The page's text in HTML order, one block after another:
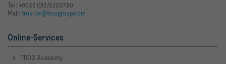
Tel: +0032 (0)2/522.07.80
Mail: trox-be@troxgroup.com
Online-Services
TROX Academy